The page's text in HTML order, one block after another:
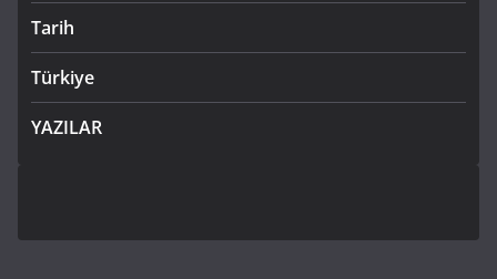
Tarih
Türkiye
YAZILAR